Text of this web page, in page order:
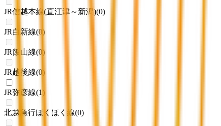
JR信越本線(直江津～新潟)(0)
JR白新線(0)
JR飯山線(0)
JR越後線(0)
JR弥彦線(1 )
北越急行ほくほく線(0)